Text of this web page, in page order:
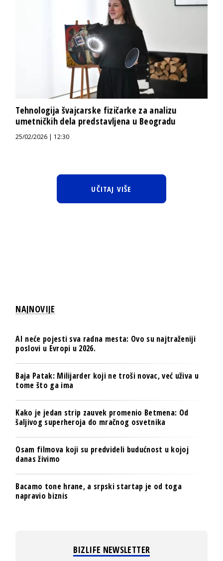
Tehnologija švajcarske fizičarke za analizu
umetničkih dela predstavljena u Beogradu
25/02/2026 | 12:30
UČITAJ VIŠE
NAJNOVIJE
AI neće pojesti sva radna mesta: Ovo su najtraženiji
poslovi u Evropi u 2026.
Baja Patak: Milijarder koji ne troši novac, već uživa u
tome što ga ima
Kako je jedan strip zauvek promenio Betmena: Od
šaljivog superheroja do mračnog osvetnika
Osam filmova koji su predvideli budućnost u kojoj
danas živimo
Bacamo tone hrane, a srpski startap je od toga
napravio biznis
BIZLIFE NEWSLETTER